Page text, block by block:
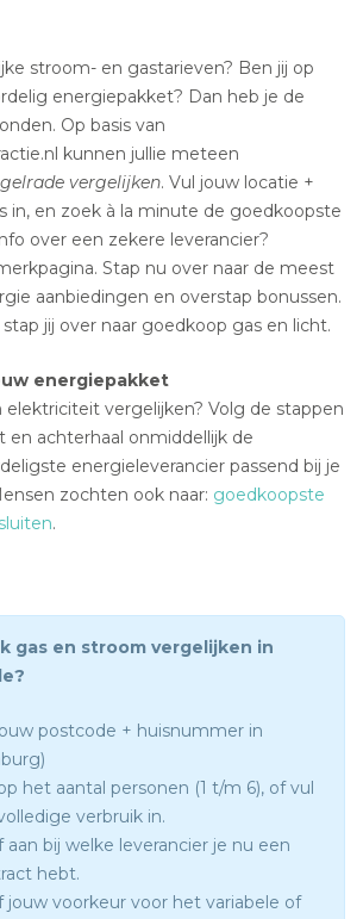
stroom- en gastarieven? Ben jij op
energiepakket? Dan heb je de
Op basis van
kunnen jullie meteen
vergelijken. Vul jouw locatie +
in, en zoek à la minute de goedkoopste
over een zekere leverancier?
Stap nu over naar de meest
aanbiedingen en overstap bonussen.
jij over naar goedkoop gas en licht.
energiepakket
elektriciteit vergelijken? Volg de stappen
en achterhaal onmiddellijk de
energieleverancier passend bij je
zochten ook naar: goedkoopste
.
gas en stroom vergelijken in
postcode + huisnummer in
het aantal personen (1 t/m 6), of vul
verbruik in.
aan bij welke leverancier je nu een
hebt.
jouw voorkeur voor het variabele of